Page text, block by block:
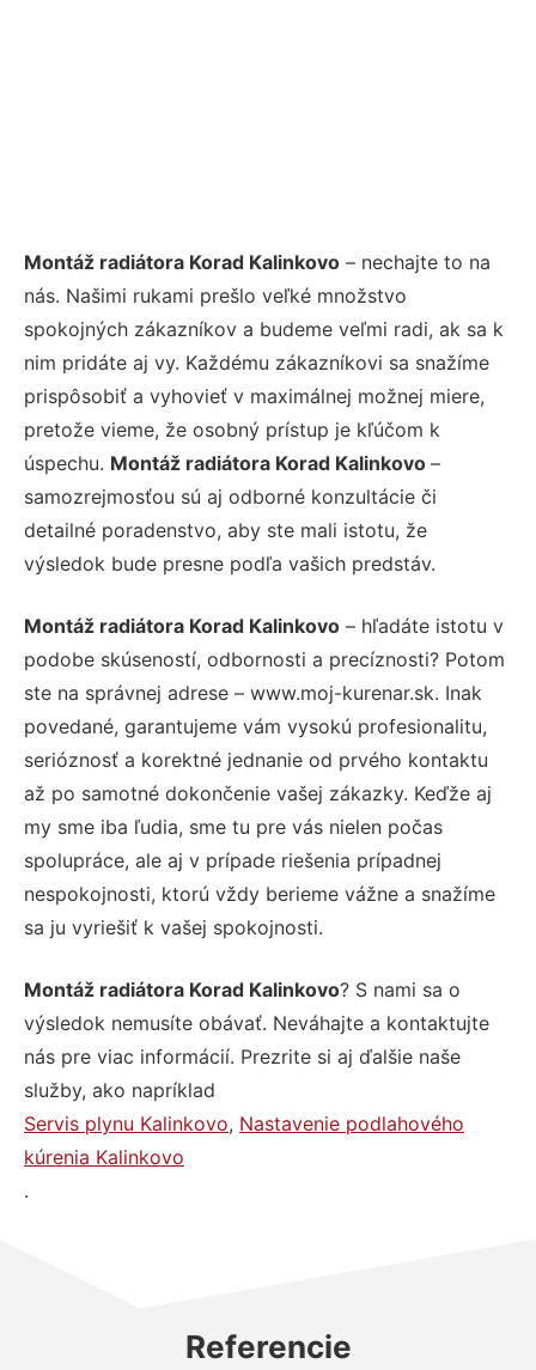
Montáž radiátora Korad Kalinkovo – nechajte to na
nás. Našimi rukami prešlo veľké množstvo
spokojných zákazníkov a budeme veľmi radi, ak sa k
nim pridáte aj vy. Každému zákazníkovi sa snažíme
prispôsobiť a vyhovieť v maximálnej možnej miere,
pretože vieme, že osobný prístup je kľúčom k
úspechu. Montáž radiátora Korad Kalinkovo –
samozrejmosťou sú aj odborné konzultácie či
detailné poradenstvo, aby ste mali istotu, že
výsledok bude presne podľa vašich predstáv.
Montáž radiátora Korad Kalinkovo – hľadáte istotu v
podobe skúseností, odbornosti a precíznosti? Potom
ste na správnej adrese – www.moj-kurenar.sk. Inak
povedané, garantujeme vám vysokú profesionalitu,
serióznosť a korektné jednanie od prvého kontaktu
až po samotné dokončenie vašej zákazky. Keďže aj
my sme iba ľudia, sme tu pre vás nielen počas
spolupráce, ale aj v prípade riešenia prípadnej
nespokojnosti, ktorú vždy berieme vážne a snažíme
sa ju vyriešiť k vašej spokojnosti.
Montáž radiátora Korad Kalinkovo? S nami sa o
výsledok nemusíte obávať. Neváhajte a kontaktujte
nás pre viac informácií. Prezrite si aj ďalšie naše
služby, ako napríklad
Servis plynu Kalinkovo, Nastavenie podlahového
kúrenia Kalinkovo
.
Referencie